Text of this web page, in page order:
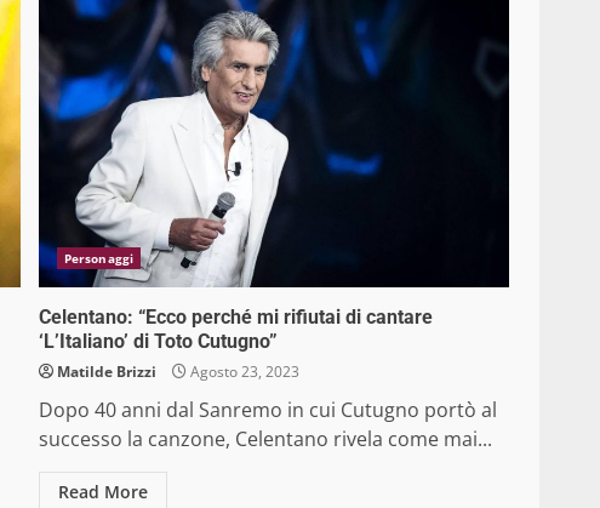
Personaggi
Celentano: “Ecco perché mi rifiutai di cantare
‘L’Italiano’ di Toto Cutugno”
Matilde Brizzi Agosto 23, 2023
Dopo 40 anni dal Sanremo in cui Cutugno portò al
successo la canzone, Celentano rivela come mai...
Read More